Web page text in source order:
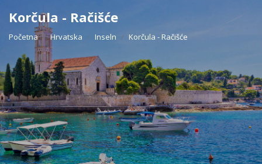
Korčula - Račišće
Početna Hrvatska Inseln Korčula - Račišće